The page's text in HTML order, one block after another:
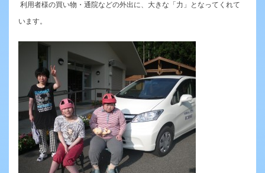
利用者様の買い物・通院などの外出に、大きな「力」となってくれて
います。